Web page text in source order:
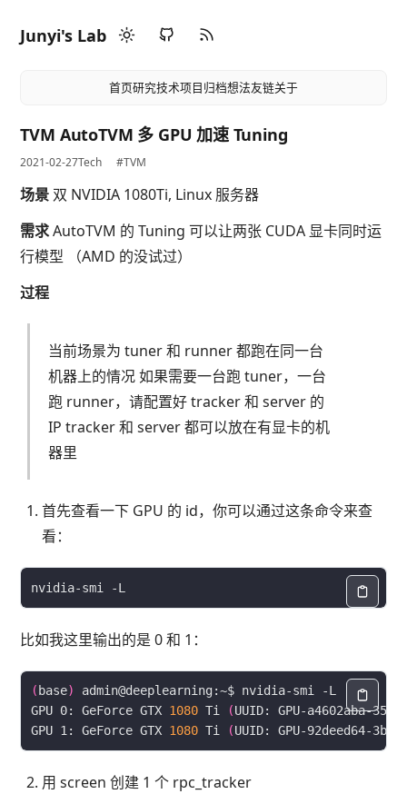
Junyi's Lab
首页研究技术项目归档想法友链关于
TVM AutoTVM 多 GPU 加速 Tuning
2021-02-27Tech #TVM
场景 双 NVIDIA 1080Ti, Linux 服务器
需求AutoTVM 的 Tuning 可以让两张 CUDA 显卡同时运
行模型 （AMD 的没试过）
过程
当前场景为 tuner 和 runner 都跑在同一台
机器上的情况 如果需要一台跑 tuner，一台
跑 runner，请配置好 tracker 和 server 的
IP tracker 和 server 都可以放在有显卡的机
器里
首先查看一下 GPU 的 id，你可以通过这条命令来查
看：
比如我这里输出的是 0 和 1：
( base)
GPU 0: GeForce GTX 1080 Ti (UUID: GPU-a4602aba-
GPU 1: GeForce GTX 1080 Ti (UUID: GPU-92deed64-
用 screen 创建 1 个 rpc_tracker